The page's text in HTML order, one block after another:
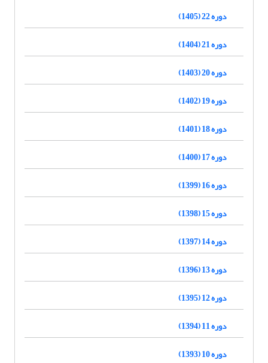
دوره 22 (1405)
دوره 21 (1404)
دوره 20 (1403)
دوره 19 (1402)
دوره 18 (1401)
دوره 17 (1400)
دوره 16 (1399)
دوره 15 (1398)
دوره 14 (1397)
دوره 13 (1396)
دوره 12 (1395)
دوره 11 (1394)
دوره 10 (1393)